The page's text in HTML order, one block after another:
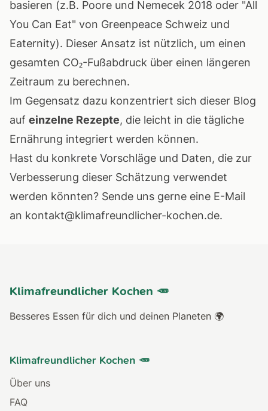
basieren (z.B. Poore und Nemecek 2018 oder "All
You Can Eat" von Greenpeace Schweiz und
Eaternity). Dieser Ansatz ist nützlich, um einen
gesamten CO₂-Fußabdruck über einen längeren
Zeitraum zu berechnen.
Im Gegensatz dazu konzentriert sich dieser Blog
auf einzelne Rezepte, die leicht in die tägliche
Ernährung integriert werden können.
Hast du konkrete Vorschläge und Daten, die zur
Verbesserung dieser Schätzung verwendet
werden könnten? Sende uns gerne eine E-Mail
an kontakt@klimafreundlicher-kochen.de.
Klimafreundlicher Kochen 🥕
Besseres Essen für dich und deinen Planeten 🌍
Klimafreundlicher Kochen 🥕
Über uns
FAQ